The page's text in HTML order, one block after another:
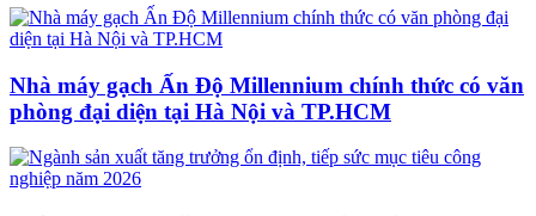
Nhà máy gạch Ấn Độ Millennium chính thức có văn
phòng đại diện tại Hà Nội và TP.HCM